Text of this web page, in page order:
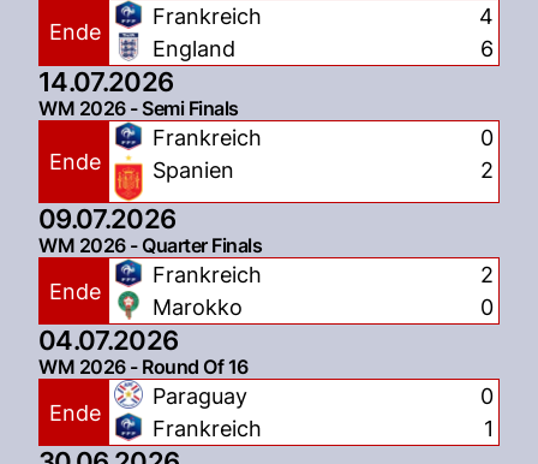
Ende
Frankreich
England
4
6
14.07.2026
WM 2026 - Semi Finals
Ende
Frankreich
Spanien
0
2
09.07.2026
WM 2026 - Quarter Finals
Ende
Frankreich
Marokko
2
0
04.07.2026
WM 2026 - Round Of 16
Ende
Paraguay
Frankreich
0
1